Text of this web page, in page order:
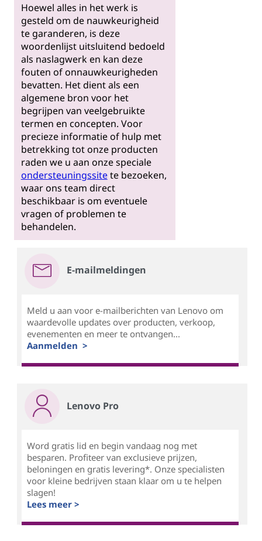
Hoewel alles in het werk is
gesteld om de nauwkeurigheid
te garanderen, is deze
woordenlijst uitsluitend bedoeld
als naslagwerk en kan deze
fouten of onnauwkeurigheden
bevatten. Het dient als een
algemene bron voor het
begrijpen van veelgebruikte
termen en concepten. Voor
precieze informatie of hulp met
betrekking tot onze producten
raden we u aan onze speciale
ondersteuningssitete bezoeken,
waar ons team direct
beschikbaar is om eventuele
vragen of problemen te
behandelen.
E-mailmeldingen
Meld u aan voor e-mailberichten van Lenovo om
waardevolle updates over producten, verkoop,
evenementen en meer te ontvangen...
Aanmelden >
Lenovo Pro
Word gratis lid en begin vandaag nog met
besparen. Profiteer van exclusieve prijzen,
beloningen en gratis levering*. Onze specialisten
voor kleine bedrijven staan klaar om u te helpen
slagen!
Lees meer >